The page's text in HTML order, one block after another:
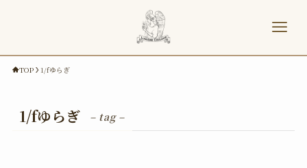
TOP 1/fゆらぎ
1/fゆらぎ – tag –